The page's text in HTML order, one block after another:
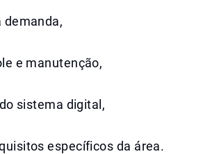
demanda,
e manutenção,
sistema digital,
específicos da área.